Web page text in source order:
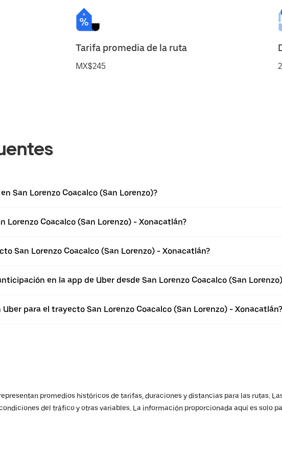
Tarifa promedia de la ruta
MX$245
San Lorenzo Coacalco (San Lorenzo)?
Lorenzo Coacalco (San Lorenzo) - Xonacatlán?
San Lorenzo Coacalco (San Lorenzo) - Xonacatlán?
en la app de Uber desde San Lorenzo Coacalco (San
para el trayecto San Lorenzo Coacalco (San Lorenzo) - Xonacatlán?
promedios históricos de tarifas, duraciones y distancias para las rutas.
del tráfico y otras variables. La información proporcionada aquí es solo